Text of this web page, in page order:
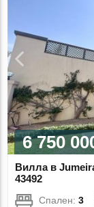
6 750
Вилла в
43492
Спален:3